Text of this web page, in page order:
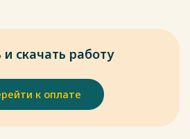
кодекс Российской Федерации
(ред. от 12.11.2018) // Собрание
24.12.2001 – № 52 (ч. I). – ст. 4921.
Верховного Суда РФ от
назначения судами
наказания» //
– 29.12.2015.
состояния преступности в
и скачать работу
к оплате